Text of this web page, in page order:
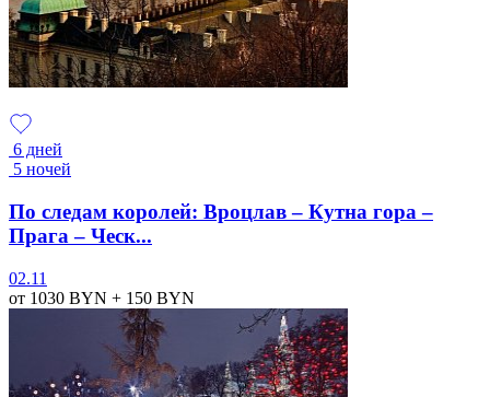
6 дней
5 ночей
По следам королей: Вроцлав – Кутна гора –
Прага – Ческ...
02.11
от 1030 BYN + 150 BYN